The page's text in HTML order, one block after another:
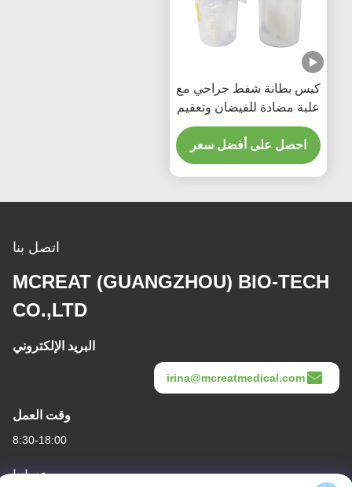
كيس بطانة شفط جراحي مع
علبة مضادة للفيضان وتعقيم
بأكسيد الإيثيلين - 1500 مل /
2500 مل
احصل على أفضل سعر
اتصل بنا
MCREAT (GUANGZHOU) BIO-TECH
CO.,LTD
البريد الإلكتروني
irina@mcreatmedical.com
وقت العمل
8:30-18:00
عنواننا